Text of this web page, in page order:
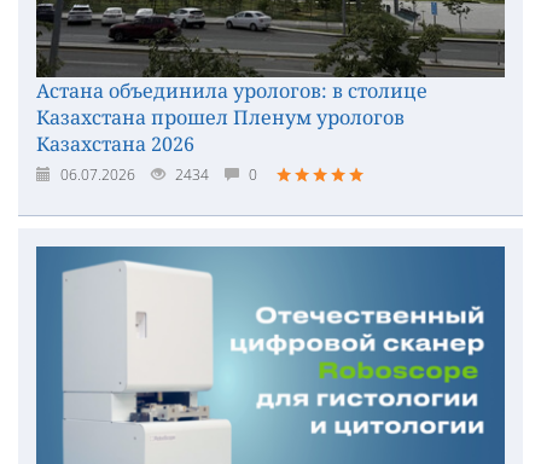
Астана объединила урологов: в столице
Казахстана прошел Пленум урологов
Казахстана 2026
06.07.2026 2434 0